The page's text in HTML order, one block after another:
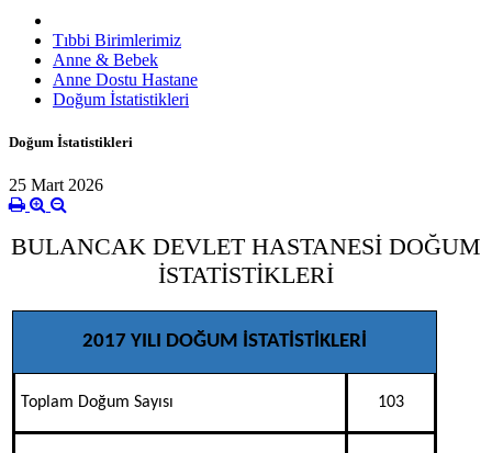
Tıbbi Birimlerimiz
Anne & Bebek
Anne Dostu Hastane
Doğum İstatistikleri
Doğum İstatistikleri
25 Mart 2026
BULANCAK DEVLET HASTANESİ DOĞUM
İSTATİSTİKLERİ
2017 YILI DOĞUM İSTATİSTİKLERİ
Toplam Doğum Sayısı 103